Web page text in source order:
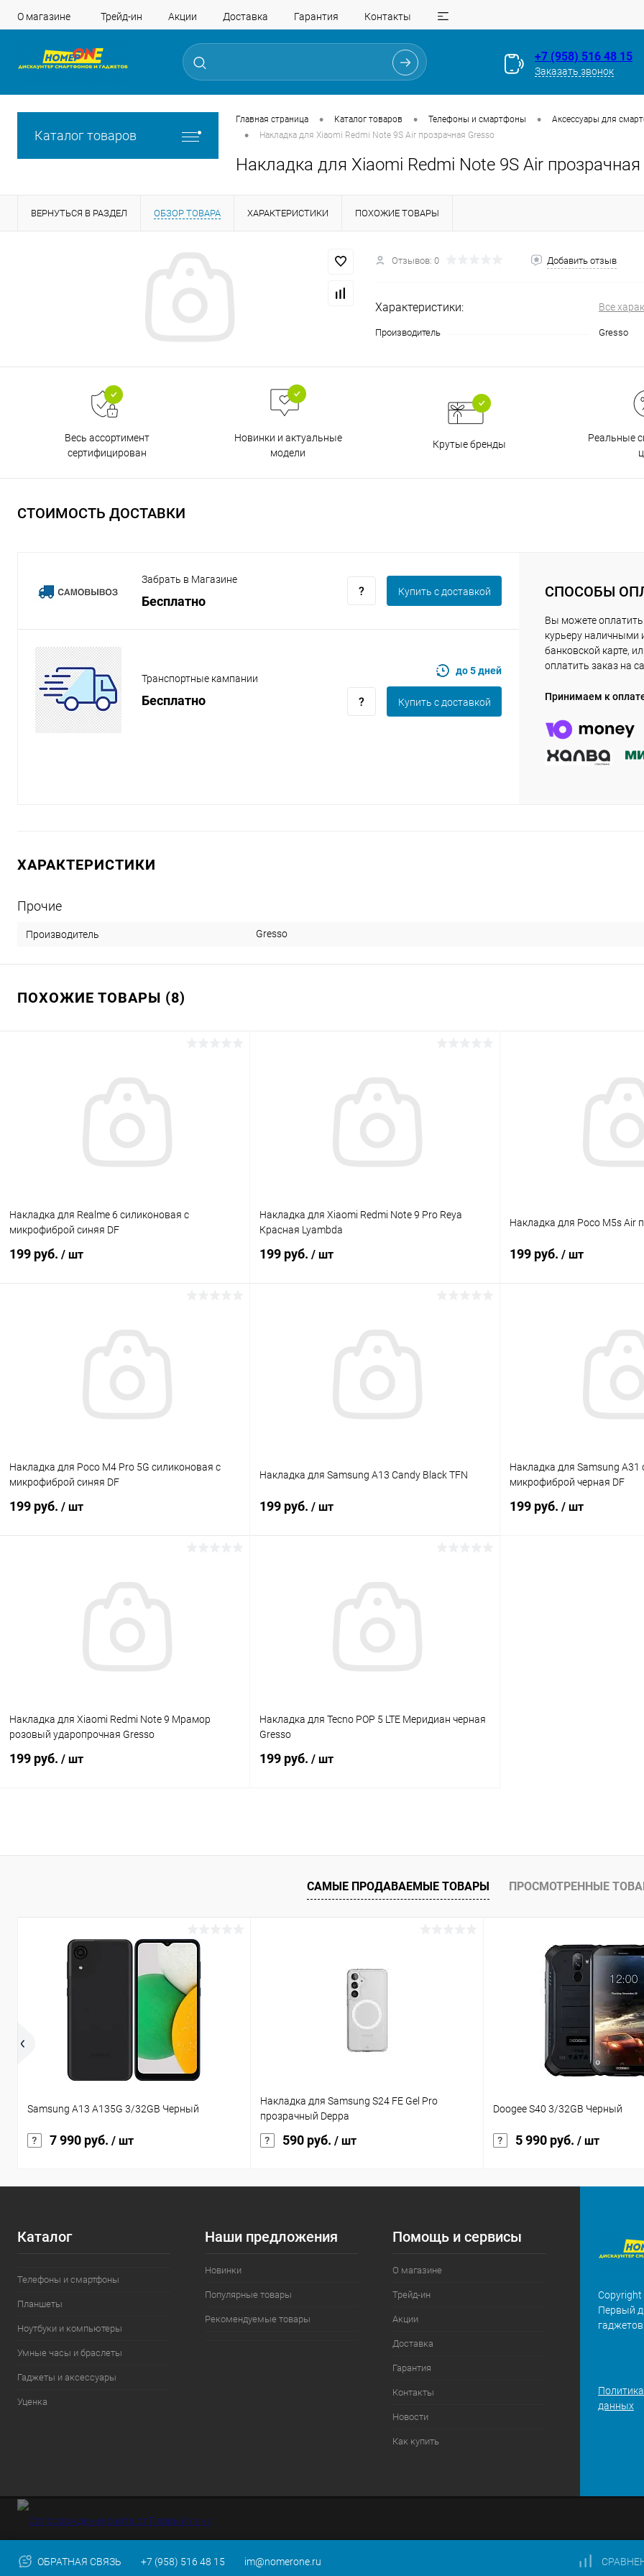
О магазине Трейд-ин Акции Доставка Гарантия Контакты
+7 (958) 516 48 15
Заказать звонок
Каталог товаров
Главная страница • Каталог товаров • Телефоны и смартфоны • Аксессуары для
• Накладка для Xiaomi Redmi Note 9S Air прозрачная Gresso
Накладка для Xiaomi Redmi Note 9S Air прозрачная
ВЕРНУТЬСЯ В РАЗДЕЛ ОБЗОР ТОВАРА ХАРАКТЕРИСТИКИ ПОХОЖИЕ ТОВАРЫ
Отзывов: 0 Добавить отзыв
Характеристики: Все
Производитель Gresso
Весь ассортимент
сертифицирован
Новинки и актуальные
модели
Крутые бренды
Реальные
СТОИМОСТЬ ДОСТАВКИ
Забрать в Магазине
Бесплатно
Купить c доставкой
Транспортные кампании
Бесплатно
до 5 дней
Купить c доставкой
СПОСОБЫ
Вы можете оплатить
курьеру наличными
банковской карте,
оплатить заказ на
Принимаем к
ХАРАКТЕРИСТИКИ
Прочие
Производитель Gresso
ПОХОЖИЕ ТОВАРЫ (8)
Накладка для Realme 6 силиконовая с
микрофиброй синяя DF
199 руб. / шт
Накладка для Xiaomi Redmi Note 9 Pro Reya
Красная Lyambda
199 руб. / шт
Накладка для Poco M5s Air
199 руб. / шт
Накладка для Poco M4 Pro 5G силиконовая с
микрофиброй синяя DF
199 руб. / шт
Накладка для Samsung A13 Candy Black TFN
199 руб. / шт
Накладка для Samsung A31
микрофиброй черная DF
199 руб. / шт
Накладка для Xiaomi Redmi Note 9 Мрамор
розовый ударопрочная Gresso
199 руб. / шт
К сравнению
Накладка для Tecno POP 5 LTE Меридиан черная
Gresso
199 руб. / шт
К сравнению
В избранное В наличии
Разбейте
на частибез переплат
График платежей
25
25 % картой любого банка
выбранный способом
Оставшиеся
списываться
с вашей картыпо25%каждые 2 недели
САМЫЕ ПРОДАВАЕМЫЕ ТОВАРЫ ПРОСМОТРЕННЫЕ
Samsung A13 A135G 3/32GB Черный
7 990 руб. / шт
Накладка для Samsung S24 FE Gel Pro
прозрачный Deppa
590 руб. / шт
Doogee S40 3/32GB Черный
5 990 руб. / шт
Каталог
Телефоны и смартфоны
Планшеты
Ноутбуки и компьютеры
Умные часы и браслеты
Гаджеты и аксессуары
Уценка
Наши предложения
Новинки
Популярные товары
Рекомендуемые товары
Помощь и сервисы
О магазине
Трейд-ин
Акции
Доставка
Гарантия
Контакты
Новости
Как купить
Copyright
Первый
данных
ОБРАТНАЯ СВЯЗЬ +7 (958) 516 48 15 im@nomerone.ru